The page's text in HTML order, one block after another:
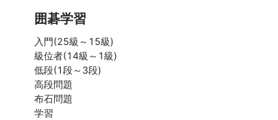
囲碁学習
入門(25級～15級)
級位者(14級～1級)
低段(1段～3段)
高段問題
布石問題
学習